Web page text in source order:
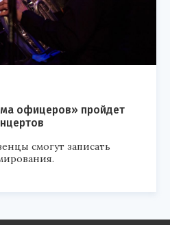
офицеров» пройдет
смогут записать